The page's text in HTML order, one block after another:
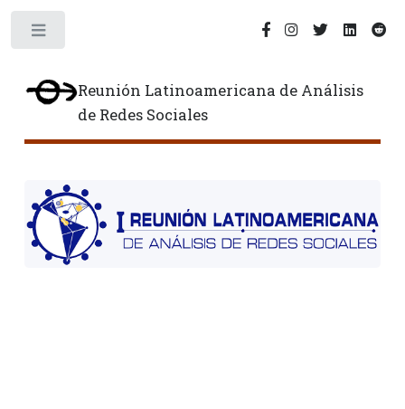
Reunión Latinoamericana de Análisis
de Redes Sociales